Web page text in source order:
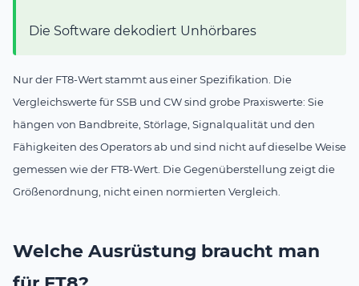
Die Software dekodiert Unhörbares
Nur der FT8-Wert stammt aus einer Spezifikation. Die
Vergleichswerte für SSB und CW sind grobe Praxiswerte: Sie
hängen von Bandbreite, Störlage, Signalqualität und den
Fähigkeiten des Operators ab und sind nicht auf dieselbe Weise
gemessen wie der FT8-Wert. Die Gegenüberstellung zeigt die
Größenordnung, nicht einen normierten Vergleich.
Welche Ausrüstung braucht man